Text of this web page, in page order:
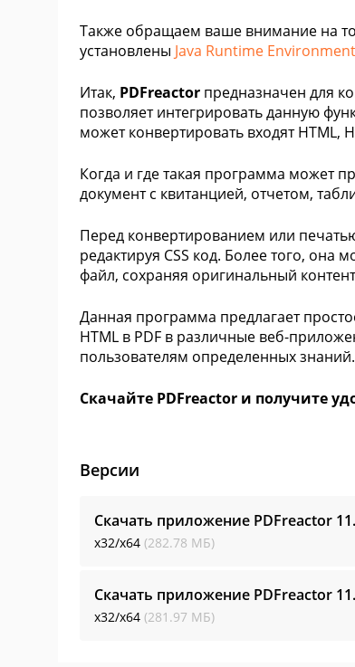
Также обращаем ваше внимание на
установлены Java Runtime Environment
Итак, PDFreactor предназначен для
позволяет интегрировать данную
может конвертировать входят HTML,
Когда и где такая программа может
документ с квитанцией, отчетом,
Перед конвертированием или
редактируя CSS код. Более того,
файл, сохраняя оригинальный
Данная программа предлагает
HTML в PDF в различные веб-
пользователям определенных знаний.
Скачайте PDFreactor и получите
Версии
Скачать приложение PDFreactor
x32/x64 (282.78 МБ)
Скачать приложение PDFreactor
x32/x64 (281.97 МБ)